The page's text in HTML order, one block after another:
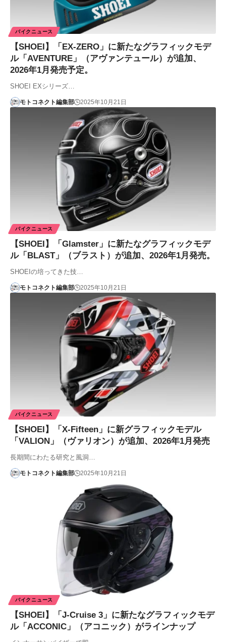
バイクニュース
【SHOEI】「EX-ZERO」に新たなグラフィックモデ
ル「AVENTURE」（アヴァンテュール）が追加、
2026年1月発売予定。
SHOEI EXシリーズ…
モトコネクト編集部 2025年10月21日
バイクニュース
【SHOEI】「Glamster」に新たなグラフィックモデ
ル「BLAST」（ブラスト）が追加、2026年1月発売。
SHOEIの培ってきた技…
モトコネクト編集部 2025年10月21日
バイクニュース
【SHOEI】「X-Fifteen」に新グラフィックモデル
「VALION」（ヴァリオン）が追加、2026年1月発売
長期間にわたる研究と風洞…
モトコネクト編集部 2025年10月21日
バイクニュース
【SHOEI】「J-Cruise 3」に新たなグラフィックモデ
ル「ACCONIC」（アコニック）がラインナップ